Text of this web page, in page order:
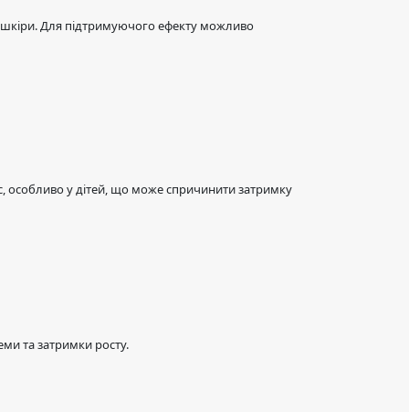
Для підтримуючого ефекту можливо
особливо у дітей, що може спричинити затримку
та затримки росту.